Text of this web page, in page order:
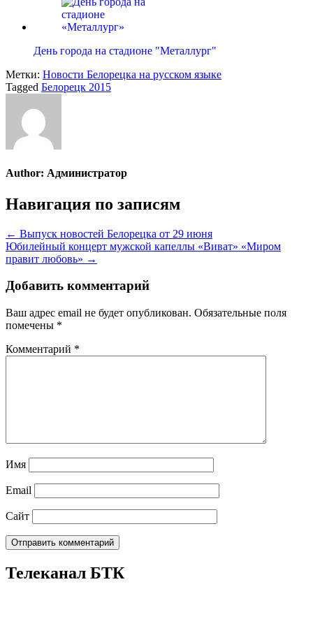
День города на стадионе "Металлург"
Метки: Новости Белорецка на русском языке
Tagged Белорецк 2015
Author: Администратор
Навигация по записям
← Выпуск новостей Белорецка от 29 июня
Юбилейный концерт мужской капеллы «Виват» «Миром
правит любовь» →
Добавить комментарий
Ваш адрес email не будет опубликован. Обязательные поля
помечены *
Комментарий *
Имя
Email
Сайт
Телеканал БТК